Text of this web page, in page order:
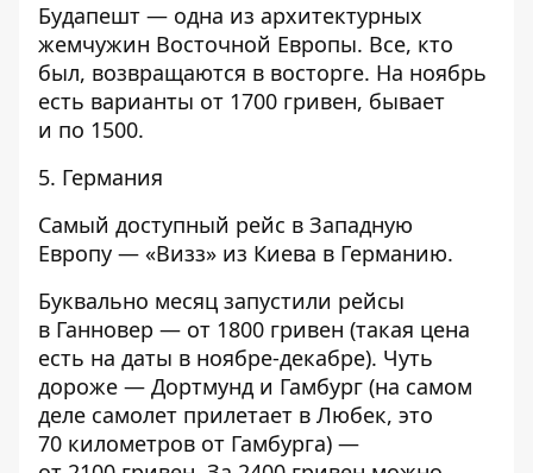
Будапешт — одна из архитектурных
жемчужин Восточной Европы. Все, кто
был, возвращаются в восторге. На ноябрь
есть варианты от 1700 гривен, бывает
и по 1500.
5. Германия
Самый доступный рейс в Западную
Европу — «Визз» из Киева в Германию.
Буквально месяц запустили рейсы
в Ганновер — от 1800 гривен (такая цена
есть на даты в ноябре-декабре). Чуть
дороже — Дортмунд и Гамбург (на самом
деле самолет прилетает в Любек, это
70 километров от Гамбурга) —